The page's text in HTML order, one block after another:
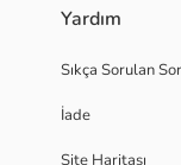
Yardım
Sıkça Sorulan
İade
Site Haritası